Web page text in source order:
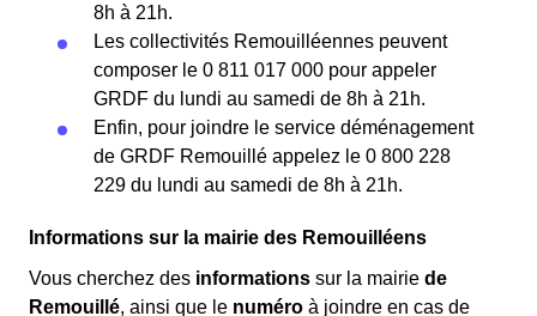
8h à 21h.
Les collectivités Remouilléennes peuvent
composer le 0 811 017 000 pour appeler
GRDF du lundi au samedi de 8h à 21h.
Enfin, pour joindre le service déménagement
de GRDF Remouillé appelez le 0 800 228
229 du lundi au samedi de 8h à 21h.
Informations sur la mairie des Remouilléens
Vous cherchez des informations sur la mairie de
Remouillé, ainsi que le numéro à joindre en cas de